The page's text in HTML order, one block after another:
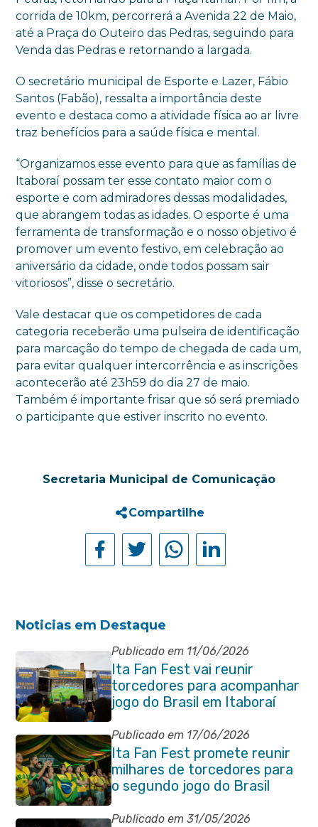
corrida de 10km, percorrerá a Avenida 22 de Maio,
até a Praça do Outeiro das Pedras, seguindo para
Venda das Pedras e retornando a largada.
O secretário municipal de Esporte e Lazer, Fábio
Santos (Fabão), ressalta a importância deste
evento e destaca como a atividade física ao ar livre
traz benefícios para a saúde física e mental.
“Organizamos esse evento para que as famílias de
Itaboraí possam ter esse contato maior com o
esporte e com admiradores dessas modalidades,
que abrangem todas as idades. O esporte é uma
ferramenta de transformação e o nosso objetivo é
promover um evento festivo, em celebração ao
aniversário da cidade, onde todos possam sair
vitoriosos”, disse o secretário.
Vale destacar que os competidores de cada
categoria receberão uma pulseira de identificação
para marcação do tempo de chegada de cada um,
para evitar qualquer intercorrência e as inscrições
acontecerão até 23h59 do dia 27 de maio.
Também é importante frisar que só será premiado
o participante que estiver inscrito no evento.
Secretaria Municipal de Comunicação
Compartilhe
Noticias em Destaque
Publicado em 11/06/2026
Ita Fan Fest vai reunir
torcedores para acompanhar
jogo do Brasil em Itaboraí
Publicado em 17/06/2026
Ita Fan Fest promete reunir
milhares de torcedores para
o segundo jogo do Brasil
Publicado em 31/05/2026